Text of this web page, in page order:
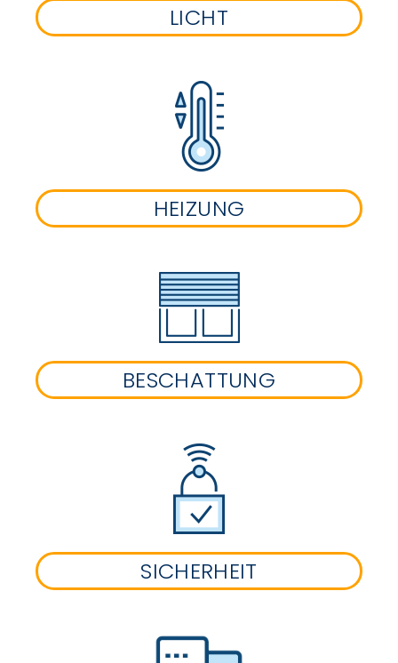
LICHT
HEIZUNG
BESCHATTUNG
SICHERHEIT